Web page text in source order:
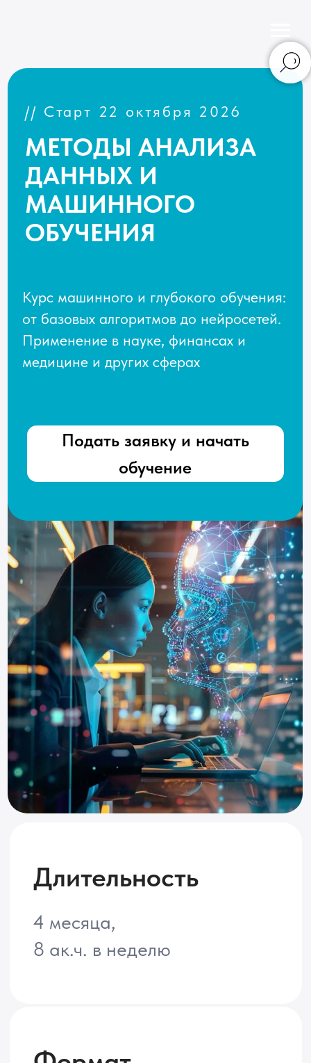
Подать заявку и начать
МЕТОДЫ АНАЛИЗА
ДАННЫХ И
МАШИННОГО
ОБУЧЕНИЯ
Курс машинного и глубокого обучения:
от базовых алгоритмов до нейросетей.
Применение в науке, финансах и
Длительность
Формат
4 месяца,
8 ак.ч. в неделю
Онлайн вебинары
с преподавателем
Удостоверение о повышении
Время занятий
вторник, четверг
19:00 - 22:00